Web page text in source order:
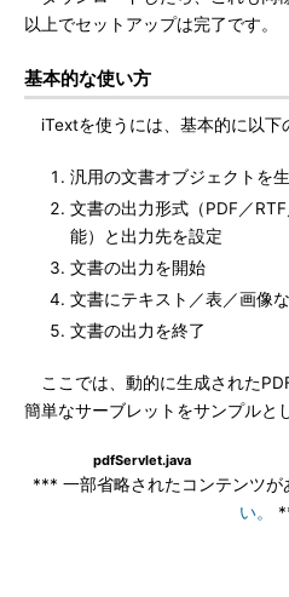
以上でセットアップは完了です。
基本的な使い方
iTextを使うには、基本的に以下
汎用の文書オブジェクトを
文書の出力形式（PDF／
能）と出力先を設定
文書の出力を開始
文書にテキスト／表／画像
文書の出力を終了
ここでは、動的に生成された
簡単なサーブレットをサンプルと
pdfServlet.java
*** 一部省略されたコンテンツが
い。